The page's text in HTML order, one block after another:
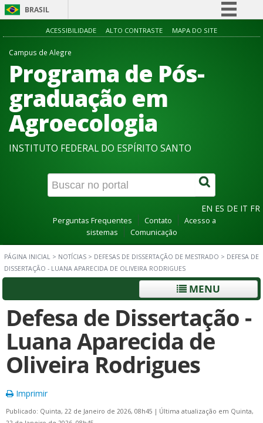
BRASIL
Simplifique!
Participe
Acesso à informação
ACESSIBILIDADE ALTO CONTRASTE MAPA DO SITE
Campus de Alegre
Programa de Pós-
graduação em
Agroecologia
INSTITUTO FEDERAL DO ESPÍRITO SANTO
EN ES DE IT FR
Perguntas Frequentes Contato
Acesso a
sistemas
Comunicação
PÁGINA INICIAL > NOTÍCIAS > DEFESAS DE DISSERTAÇÃO DE MESTRADO > DEFESA DE
DISSERTAÇÃO - LUANA APARECIDA DE OLIVEIRA RODRIGUES
MENU
Defesa de Dissertação -
Luana Aparecida de
Oliveira Rodrigues
Imprimir
Publicado: Quinta, 22 de Janeiro de 2026, 08h45 | Última atualização em Quinta,